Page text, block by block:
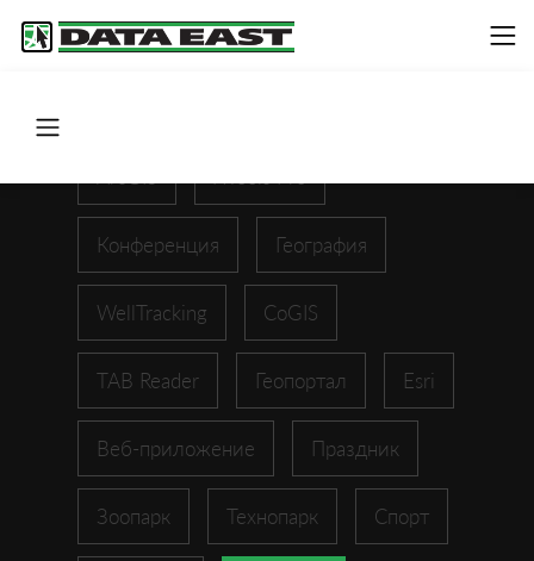
Конференция География
WellTracking CoGIS
TAB Reader Геопортал Esri
Веб-приложение Праздник
Зоопарк Технопарк Спорт